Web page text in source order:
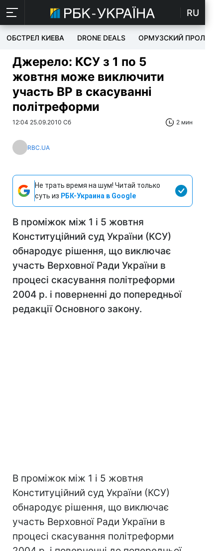
RU
ОБСТРЕЛ КИЕВА DRONE DEALS ОРМУЗСКИЙ ПРОЛИВ
Джерело: КСУ з 1 по 5
жовтня може виключити
участь ВР в скасуванні
політреформи
12:04 25.09.2010 Сб 2 мин
RBC.UA
Не трать время на шум! Читай только
суть из РБК-Украина в Google
В проміжок між 1 і 5 жовтня
Конституційний суд України (КСУ)
обнародує рішення, що виключає
участь Верховної Ради України в
процесі скасування політреформи
2004 р. і поверненні до попередньої
редакції Основного закону.
В проміжок між 1 і 5 жовтня
Конституційний суд України (КСУ)
обнародує рішення, що виключає
участь Верховної Ради України в
процесі скасування політреформи